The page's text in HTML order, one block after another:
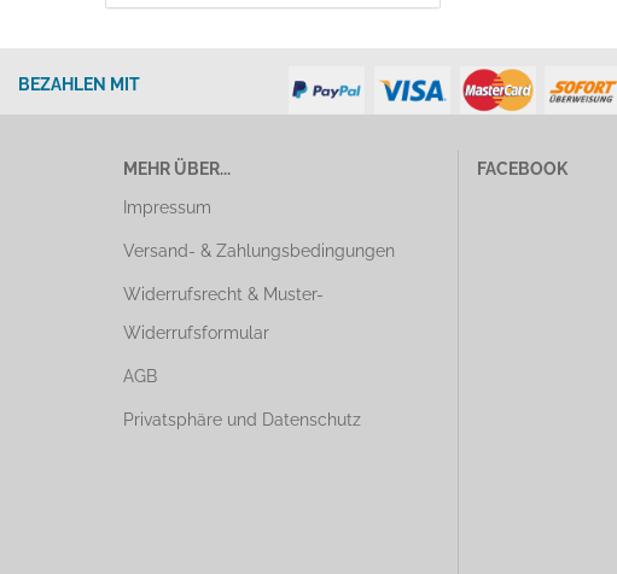
BEZAHLEN MIT
MEHR ÜBER...
Impressum
Versand- & Zahlungsbedingungen
Widerrufsrecht & Muster-
Widerrufsformular
AGB
Privatsphäre und Datenschutz
FACEBOOK